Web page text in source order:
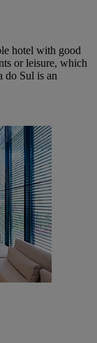
hotel with good
or leisure, which
do Sul is an